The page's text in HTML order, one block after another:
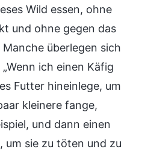
Wild essen, ohne
und ohne gegen das
überlegen sich
ich einen Käfig
Futter hineinlege, um
kleinere fange,
und dann einen
um sie zu töten und zu